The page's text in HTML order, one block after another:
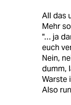
All das
Mehr
"… ja
euch
Nein,
dumm,
Warste
Also